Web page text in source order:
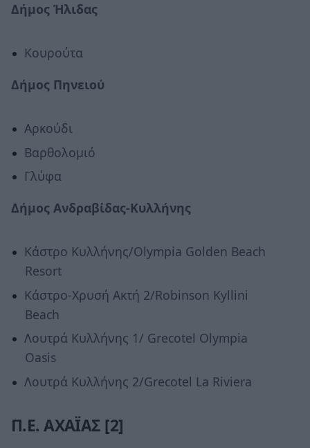
Δήμος Ήλιδας
Κουρούτα
Δήμος Πηνειού
Αρκούδι
Βαρθολομιό
Γλύφα
Δήμος Ανδραβίδας-Κυλλήνης
Κάστρο Κυλλήνης/Olympia Golden Beach
Resort
Κάστρο-Χρυσή Ακτή 2/Robinson Kyllini
Βeach
Λουτρά Κυλλήνης 1/ Grecotel Olympia
Oasis
Λουτρά Κυλλήνης 2/Grecotel La Riviera
Π.Ε. ΑΧΑΪΑΣ [2]